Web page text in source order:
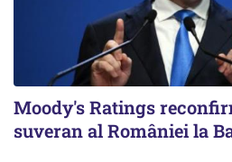
Moody's Ratings
suveran al României la